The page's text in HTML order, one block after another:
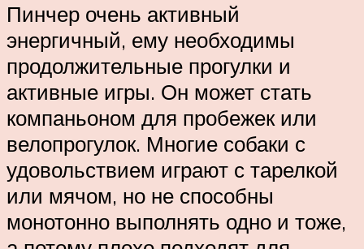
Пинчер очень активный
энергичный, ему необходимы
продолжительные прогулки и
активные игры. Он может стать
компаньоном для пробежек или
велопрогулок. Многие собаки с
удовольствием играют с тарелкой
или мячом, но не способны
монотонно выполнять одно и тоже,